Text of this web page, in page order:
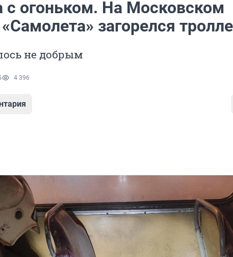
с огоньком. На Московском
загорелся
не добрым
4 396